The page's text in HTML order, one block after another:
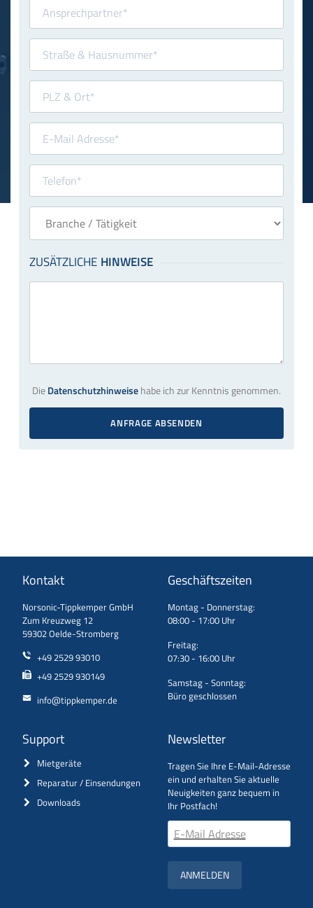
DieDatenschutzhinweisehabe ich zur Kenntnis genommen.
ANFRAGE ABSENDEN
Kontakt
Norsonic-Tippkemper GmbH
Zum Kreuzweg 12
59302 Oelde-Stromberg
+49 2529 93010
+49 2529 930149
info@tippkemper.de
Geschäftszeiten
Montag - Donnerstag:
08:00 - 17:00 Uhr
Freitag:
07:30 - 16:00 Uhr
Samstag - Sonntag:
Büro geschlossen
Support
Mietgeräte
Reparatur / Einsendungen
Downloads
Newsletter
Tragen Sie Ihre E-Mail-Adresse
ein und erhalten Sie aktuelle
Neuigkeiten ganz bequem in
Ihr Postfach!
ANMELDEN